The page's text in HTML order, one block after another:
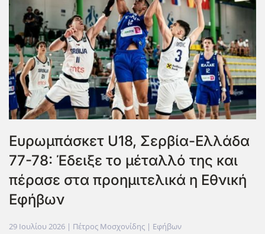
Ευρωμπάσκετ U18, Σερβία-Ελλάδα
77-78: Έδειξε το μέταλλό της και
πέρασε στα προημιτελικά η Εθνική
Εφήβων
29 Ιουλίου 2026 | Πέτρος Μοσχονίδης | Εφήβων